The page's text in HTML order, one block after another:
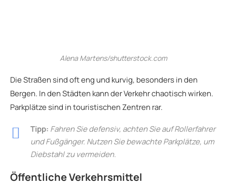
Alena Martens/shutterstock.com
Die Straßen sind oft eng und kurvig, besonders in den
Bergen. In den Städten kann der Verkehr chaotisch wirken.
Parkplätze sind in touristischen Zentren rar.
Tipp: Fahren Sie defensiv, achten Sie auf Rollerfahrer
und Fußgänger. Nutzen Sie bewachte Parkplätze, um
Diebstahl zu vermeiden.
Öffentliche Verkehrsmittel